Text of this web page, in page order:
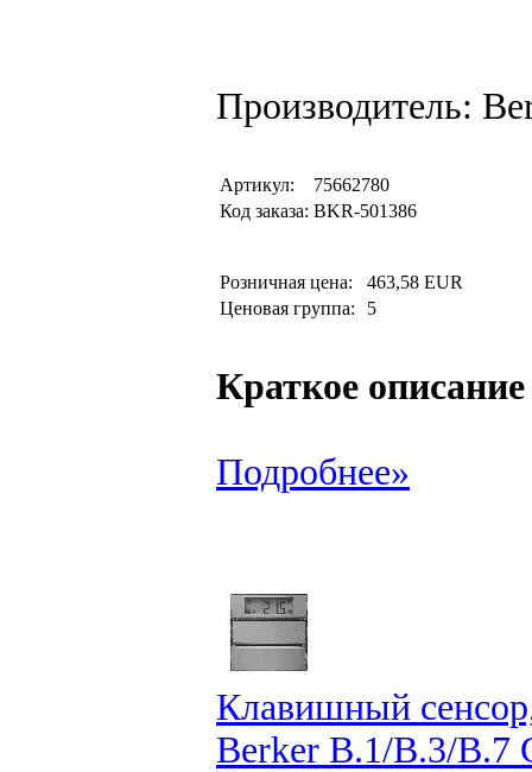
Производитель:
Артикул:
75662780
Код заказа: BKR-501386
Розничная цена:
463,58 EUR
Ценовая группа:
5
Краткое описание
Подробнее»
Клавишный
Berker B.1/B.3/B.7